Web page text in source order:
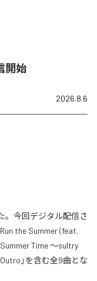
開始
2026.8.6
。今回デジタル配信さ
Run the Summer (feat.
Summer Time 〜sultry
Outro」を含む全9曲とな